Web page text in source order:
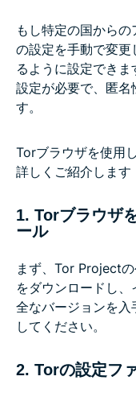
もし特定の国から
の設定を手動で変
るように設定でき
設定が必要で、匿名
す。
Torブラウザを使用
詳しくご紹介します
1. Torブラウザ
ール
まず、Tor Project
をダウンロードし
全なバージョンを
してください。
2. Torの設定フ